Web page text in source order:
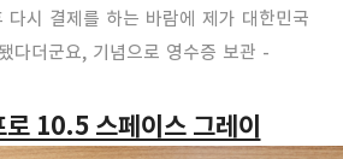
다시 결제를 하는 바람에 제가 대한민국
다더군요, 기념으로 영수증 보관 -
로 10.5 스페이스 그레이